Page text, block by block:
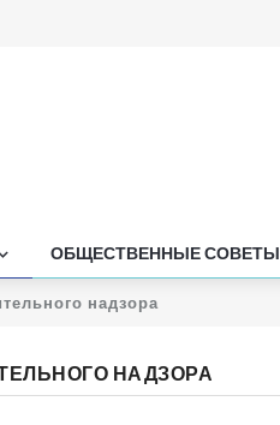
ОБЩЕСТВЕННЫЕ СОВЕТЫ
надзора
НАДЗОРА